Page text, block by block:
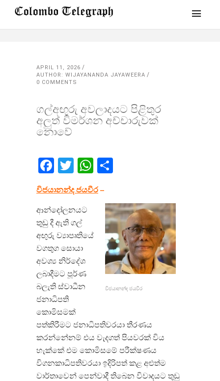
APRIL 11, 2026
AUTHOR: WIJAYANANDA JAYAWEERA
0 COMMENTS
ගල්අඟුරු අවලාදයට පිළිතුර
අලුත් විමර්ශන අච්චාරුවක්
නොවේ
Facebook
TwitterWhatsApp
විජයානන්ද ජයවීර​ –
විජයානන්ද ජයවීර
ආන්දෝලනයට
තුඩු දී ඇති ගල්
අඟුරු ව්‍යාපෘතියේ
වගතුග සොයා
අවශ්‍ය නිර්දේශ
ලබාදීමට පූර්ණ
බලැති ස්වාධීන
ජනාධිපති
කොමිසමක්
පත්කිරීමට ජනාධිපතිවරයා තීරණය
කරන්නේනම් එය වැදගත් පියවරක් විය
හැක්කේ එම කොමිසමේ පරීක්ෂණය
විගනකාධිපතිවරයා ඉදිරිපත් කළ අළුත්ම
වාර්තාවෙන් පෙන්වාදී තිබෙන විවාදයට තුඩු